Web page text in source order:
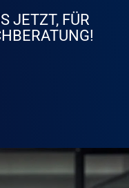
JETZT, FÜR